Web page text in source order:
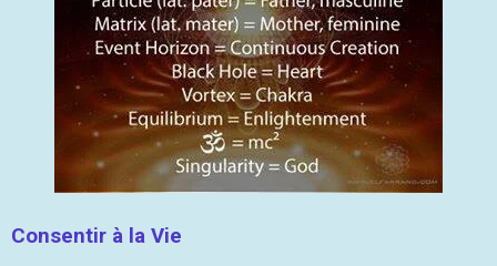
Consentir à la Vie